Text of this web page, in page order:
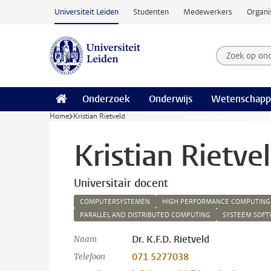
Ga naar hoofdinhoud
Universiteit Leiden Studenten Medewerkers
Zoek op
Zoekterm
Onderzoek Onderwijs
Home Kristian Rietveld
Kristian
Universitair docent
COMPUTERSYSTEMEN HIGH PERFORMANCE COMPUTING
PARALLEL AND DISTRIBUTED COMPUTING
SYSTEEM
Naam Dr. K.F.D. Rietveld
Telefoon 071 5277038